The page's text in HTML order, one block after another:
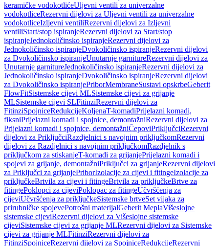
keramičke vodokotlićeUljevni ventili za univerzalne
vodokotliceRezervni dijelovi za Uljevni ventili za univerzalne
vodokotliceIzljevni ventiliRezervni dijelovi za Izljevni
ventiliStart/stop ispiranjeRezervni dijelovi za Start/stop
ispiranjeJednokoličinsko ispiranjeRezervni dijelovi za
Jednokoličinsko ispiranjeDvokoličinsko ispiranjeRezervni dijelovi
za Dvokoličinsko ispiranjeUnutarnje garnitureRezervni dijelovi za
Unutarnje garnitureJednokoličinsko ispiranjeRezervni dijelovi za
Jednokoličinsko ispiranjeDvokoličinsko ispiranjeRezervni dijelovi
za Dvokoličinsko ispiranjePriborMembraneSustavi opskrbeGeberit
FlowFitSistemske cijevi MLSistemske cijevi za grijanje
MLSistemske cijevi SLFitinziRezervni dijelovi za
FitinziSpojniceRedukcijeKoljenaT-komadiPrijelazni komadi,
fiksniPrijelazni komadi i spojnice, demontažniRezervni dijelovi za
Prijelazni komadi i spojnice, demontažniČepoviPriključciRezervni
dijelovi za PriključciRazdjelnici s navojnim priključkomRezervni
dijelovi za Razdjelnici s navojnim priključkomRazdjelnik s
priključkom za stiskanjeT-komadi za grijanjePrijelazni komadi i
spojevi za grijanje, demontažniPriključci za grijanjeRezervni dijelovi
za Priključci za grijanjePriborIzolacije za cijevi i fitingeIzolacije za
priključkeBrtvila za cijevi i fitingeBrtvila za priključkeBrtve za
fitingePoklopci za cijeviPoklopac za fitingeUčvršćenja za
cijeviUčvršćenja za priključkeSistemske brtveSet vijaka za
prirubničke spojevePotrošni materijalGeberit MeplaVišeslojne
sistemske cijeviRezervni dijelovi za Višeslojne sistemske
cijeviSistemske cijevi za grijanje MLRezervni dijelovi za Sistemske
cijevi za grijanje MLFitinziRezervni dijelovi za
FitinziSpojniceRezervni dijelovi za SpojniceRedukcijeRezervni